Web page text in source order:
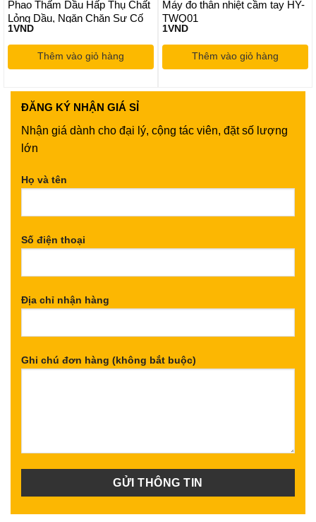
Phao Thấm Dầu Hấp Thụ Chất
Lỏng Dầu, Ngăn Chặn Sự Cố
Tràn Dầu, Bảo Vệ Môi Trường,
An Toàn Dễ Dàng Sử Dụng
1VND
Thêm vào giỏ hàng
Máy đo thân nhiệt cầm tay HY-
TWQ01
1VND
Thêm vào giỏ hàng
ĐĂNG KÝ NHẬN GIÁ SỈ
Nhận giá dành cho đại lý, cộng tác viên, đặt số lượng
lớn
Họ và tên
Số điện thoại
Địa chỉ nhận hàng
Ghi chú đơn hàng (không bắt buộc)